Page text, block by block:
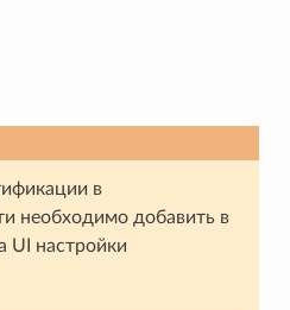
в
необходимо добавить в
UI настройки